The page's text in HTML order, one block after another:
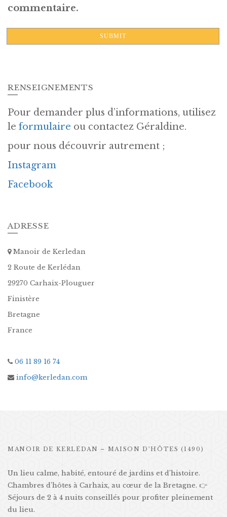
commentaire.
RENSEIGNEMENTS
Pour demander plus d’informations, utilisez
le formulaire ou contactez Géraldine.
pour nous découvrir autrement ;
Instagram
Facebook
ADRESSE
Manoir de Kerledan
2 Route de Kerlédan
29270 Carhaix-Plouguer
Finistère
Bretagne
France
06 11 89 16 74
info@kerledan.com
MANOIR DE KERLÉDAN – MAISON D’HÔTES (1490)
Un lieu calme, habité, entouré de jardins et d’histoire.
Chambres d’hôtes à Carhaix, au cœur de la Bretagne. 👉
Séjours de 2 à 4 nuits conseillés pour profiter pleinement
du lieu.